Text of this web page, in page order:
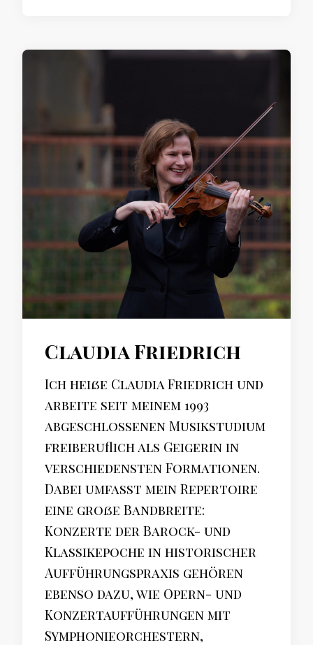
Claudia Friedrich
Ich heiße Claudia Friedrich und
arbeite seit meinem 1993
abgeschlossenen Musikstudium
freiberuflich als Geigerin in
verschiedensten Formationen.
Dabei umfasst mein Repertoire
eine große Bandbreite:
Konzerte der Barock- und
Klassikepoche in historischer
Aufführungspraxis gehören
ebenso dazu, wie Opern- und
Konzertaufführungen mit
Symphonieorchestern,